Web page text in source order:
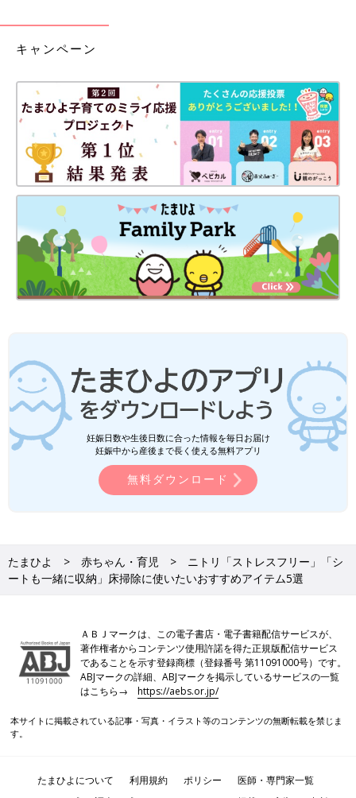
中のニトリの木製おもちゃを紹介します。
今回はニトリで展開されているお掃除グッズの中から、床掃除に
活躍するアイテムを中心にご紹介しました。フローリング、カー
ペット、畳それぞれに適したお掃除アイテムを使ってお部屋を清
潔に保ちたいですね。
(文：冬白朱)
●記事内の価格はすべて税込み、2022年10月時点のものです。
●記事内容でご紹介している投稿、リンク先は、削除される場合
があります。あらかじめご了承ください。
●記事の内容は記載当時の情報であり、現在と異なる場合があり
ます。
キャンペーン
妊娠日数や生後日数に合った情報を毎日お届け
妊娠中から産後まで長く使える無料アプリ
無料ダウンロード
たまひよ 赤ちゃん・育児
ニトリ「ストレスフリー」「シ
ートも一緒に収納」床掃除に使いたいおすすめアイテム5選
ＡＢＪマークは、この電子書店・電子書籍配信サービスが、
著作権者からコンテンツ使用許諾を得た正規版配信サービス
であることを示す登録商標（登録番号 第11091000号）です。
ABJマークの詳細、ABJマークを掲示しているサービスの一覧
はこちら→https://aebs.or.jp/
本サイトに掲載されている記事・写真・イラスト等のコンテンツの無断転載を禁じま
す。
たまひよについて 利用規約 ポリシー
医師・専門家一覧